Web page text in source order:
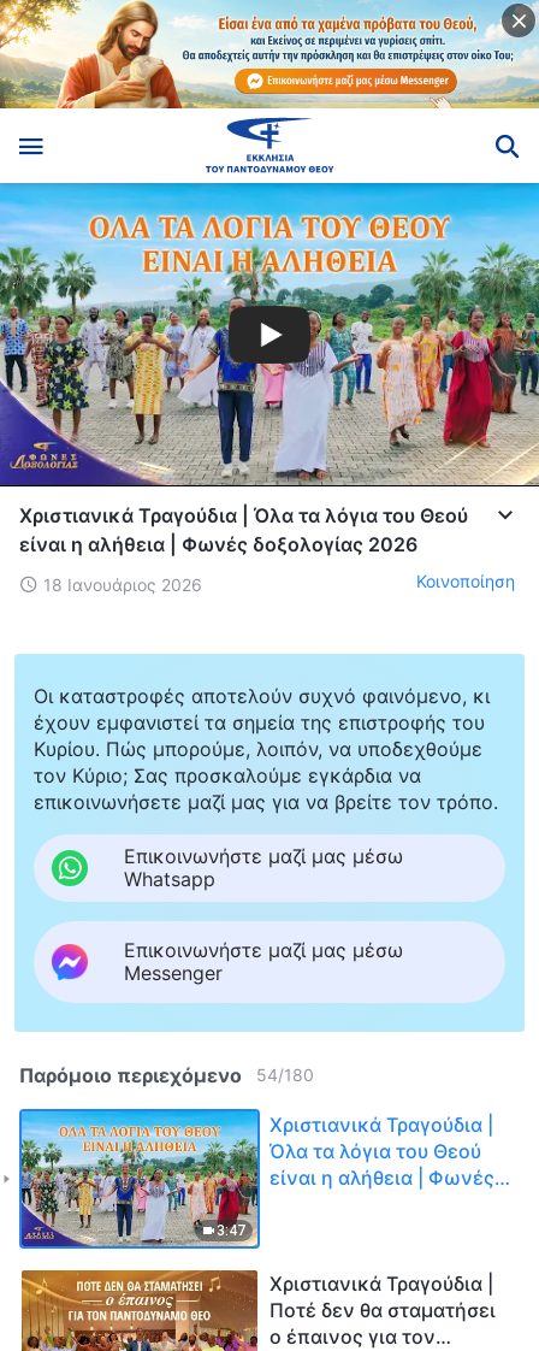
Χριστιανικά Τραγούδια | Όλα τα λόγια του Θεού
είναι η αλήθεια | Φωνές δοξολογίας 2026
18 Ιανουάριος 2026 Κοινοποίηση
Οι καταστροφές αποτελούν συχνό φαινόμενο, κι
έχουν εμφανιστεί τα σημεία της επιστροφής του
Κυρίου. Πώς μπορούμε, λοιπόν, να υποδεχθούμε
τον Κύριο; Σας προσκαλούμε εγκάρδια να
επικοινωνήσετε μαζί μας για να βρείτε τον τρόπο.
Επικοινωνήστε μαζί μας μέσω
Whatsapp
Επικοινωνήστε μαζί μας μέσω
Messenger
Παρόμοιο περιεχόμενο 54/180
3:47
Χριστιανικά Τραγούδια |
Όλα τα λόγια του Θεού
είναι η αλήθεια | Φωνές
Χριστιανικά Τραγούδια |
Ποτέ δεν θα σταματήσει
ο έπαινος για τον